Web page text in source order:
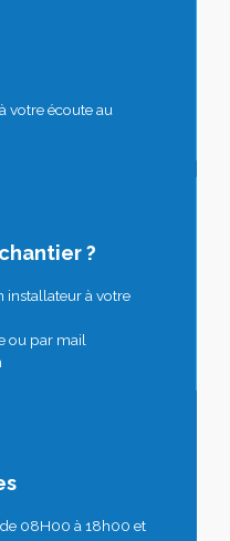
votre écoute au
?
installateur à votre
ou par mail
08H00 à 18h00 et